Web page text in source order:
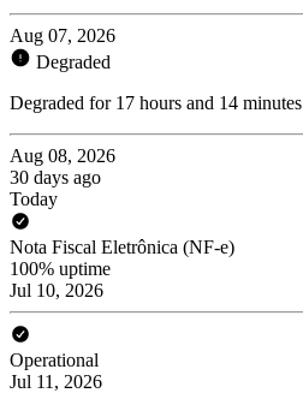
Aug 07, 2026
Degraded
Degraded for 17 hours and 14 minutes
Aug 08, 2026
30 days ago
Today
Nota Fiscal Eletrônica (NF-e)
100% uptime
Jul 10, 2026
Operational
Jul 11, 2026